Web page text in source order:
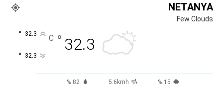
NETANYA
Few Clouds
32.3
°
C
32.3
°
32.3
°
82 % 5.6kmh 15 %